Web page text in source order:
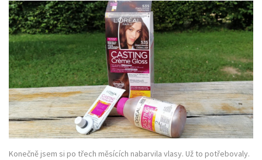
Konečně jsem si po třech měsících nabarvila vlasy. Už to potřebovaly.